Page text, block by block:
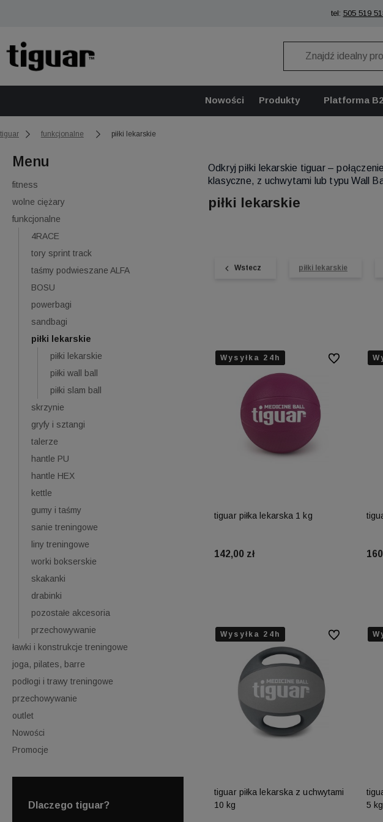
tel: 505 519
Nowości Produkty Platforma
tiguar funkcjonalne piłki lekarskie
Menu
fitness
wolne ciężary
funkcjonalne
4RACE
tory sprint track
taśmy podwieszane ALFA
BOSU
powerbagi
sandbagi
piłki lekarskie
piłki lekarskie
piłki wall ball
piłki slam ball
skrzynie
gryfy i sztangi
talerze
hantle PU
hantle HEX
kettle
gumy i taśmy
sanie treningowe
liny treningowe
worki bokserskie
skakanki
drabinki
pozostałe akcesoria
przechowywanie
ławki i konstrukcje treningowe
joga, pilates, barre
podłogi i trawy treningowe
przechowywanie
outlet
Nowości
Promocje
Dlaczego tiguar?
Odkryj piłki lekarskie tiguar –
klasyczne, z uchwytami lub typu Wall
piłki lekarskie
Wstecz piłki lekarskie
Wysyłka 24h
Wysyłka 24h
Wysyłka 24h
tiguar piłka lekarska 1 kg
142,00 zł
Do ulubionych
Wysyłka 24h
Wysyłka 24h
tiguar piłka lekarska z uchwytami
10 kg
Do ulubionych
5 kg